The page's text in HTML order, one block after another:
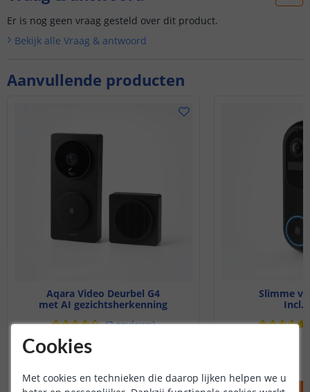
Aanvullende producten
Aqara Video Deurbel G4
met AI gezichtsherkenning
(3 reviews)
Slimme
Incl.
Er is nog geen vraag gesteld over dit product.
Bekijk alle Vraag & antwoord
Cookies
Met cookies en technieken die daarop lijken helpen we u